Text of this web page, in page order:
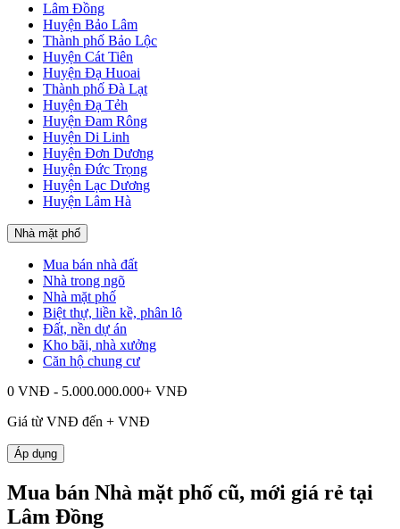
Lâm Đồng
Huyện Bảo Lâm
Thành phố Bảo Lộc
Huyện Cát Tiên
Huyện Đạ Huoai
Thành phố Đà Lạt
Huyện Đạ Tẻh
Huyện Đam Rông
Huyện Di Linh
Huyện Đơn Dương
Huyện Đức Trọng
Huyện Lạc Dương
Huyện Lâm Hà
Nhà mặt phố
Mua bán nhà đất
Nhà trong ngõ
Nhà mặt phố
Biệt thự, liền kề, phân lô
Đất, nền dự án
Kho bãi, nhà xưởng
Căn hộ chung cư
0 VNĐ - 5.000.000.000+ VNĐ
Giá từ VNĐ đến + VNĐ
Áp dụng
Mua bán Nhà mặt phố cũ, mới giá rẻ tại
Lâm Đồng